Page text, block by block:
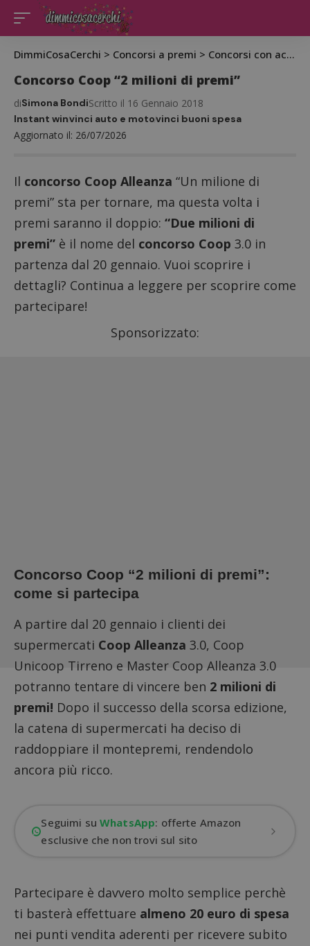
DimmiCosaCerchi > Concorsi a premi > Concorsi con acquisto
Concorso Coop “2 milioni di premi”
Aggiornato il: 26/07/2026
diSimona BondiScritto il 16 Gennaio 2018
Instant winvinci auto e motovinci buoni spesa
Il concorso Coop Alleanza “Un milione di
premi” sta per tornare, ma questa volta i
premi saranno il doppio: “Due milioni di
premi” è il nome del concorso Coop 3.0 in
partenza dal 20 gennaio. Vuoi scoprire i
dettagli? Continua a leggere per scoprire come
partecipare!
Sponsorizzato:
Concorso Coop “2 milioni di premi”:
come si partecipa
A partire dal 20 gennaio i clienti dei
supermercati Coop Alleanza 3.0, Coop
Unicoop Tirreno e Master Coop Alleanza 3.0
potranno tentare di vincere ben 2 milioni di
premi! Dopo il successo della scorsa edizione,
la catena di supermercati ha deciso di
raddoppiare il montepremi, rendendolo
ancora più ricco.
Seguimi suWhatsApp: offerte Amazon
esclusive che non trovi sul sito
Partecipare è davvero molto semplice perchè
ti basterà effettuare almeno 20 euro di spesa
nei punti vendita aderenti per ricevere subito